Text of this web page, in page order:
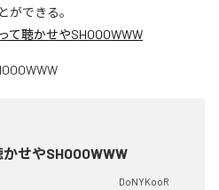
ができる。
て聴かせやSHOOOWWW
せやSHOOOWWW
DoNYKooR